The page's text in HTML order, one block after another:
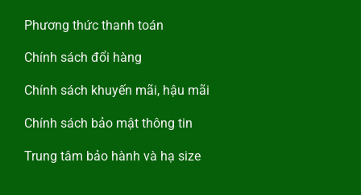
Phương thức thanh toán
Chính sách đổi hàng
Chính sách khuyến mãi, hậu mãi
Chính sách bảo mật thông tin
Trung tâm bảo hành và hạ size